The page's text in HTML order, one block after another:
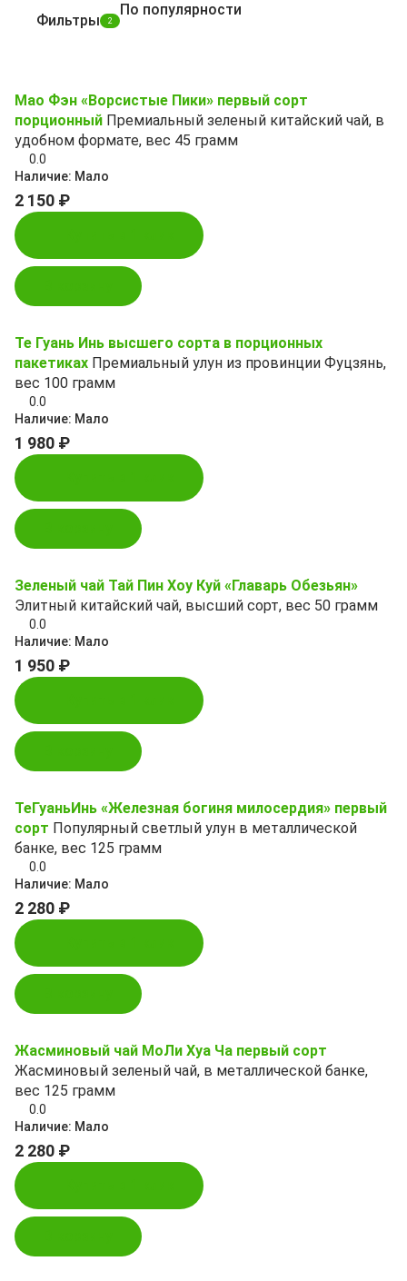
Фильтры 2
По популярности
Мао Фэн «Ворсистые Пики» первый сорт
порционный Премиальный зеленый китайский чай, в
удобном формате, вес 45 грамм
0.0
Наличие: Мало
2 150 ₽
Те Гуань Инь высшего сорта в порционных
пакетиках Премиальный улун из провинции Фуцзянь,
вес 100 грамм
0.0
Наличие: Мало
1 980 ₽
Зеленый чай Тай Пин Хоу Куй «Главарь Обезьян»
Элитный китайский чай, высший сорт, вес 50 грамм
0.0
Наличие: Мало
1 950 ₽
ТеГуаньИнь «Железная богиня милосердия» первый
сорт Популярный светлый улун в металлической
банке, вес 125 грамм
0.0
Наличие: Мало
2 280 ₽
Жасминовый чай МоЛи Хуа Ча первый сорт
Жасминовый зеленый чай, в металлической банке,
вес 125 грамм
0.0
Наличие: Мало
2 280 ₽